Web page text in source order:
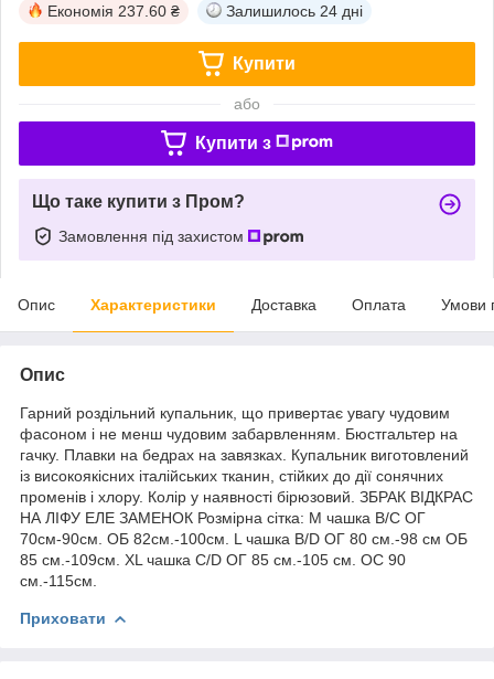
Економія 237.60 ₴ Залишилось 24 дні
Купити
або
Купити з
Що таке купити з Пром?
Замовлення під захистом
Опис Характеристики Доставка Оплата Умови
Опис
Гарний роздільний купальник, що привертає увагу чудовим
фасоном і не менш чудовим забарвленням. Бюстгальтер на
гачку. Плавки на бедрах на завязках. Купальник виготовлений
із високоякісних італійських тканин, стійких до дії сонячних
променів і хлору. Колір у наявності бірюзовий. ЗБРАК ВІДКРАС
НА ЛІФУ ЕЛЕ ЗАМЕНОК Розмірна сітка: M чашка B/C ОГ
70см-90см. ОБ 82см.-100см. L чашка B/D ОГ 80 см.-98 см ОБ
85 см.-109см. XL чашка С/D ОГ 85 см.-105 см. ОС 90
см.-115см.
Приховати